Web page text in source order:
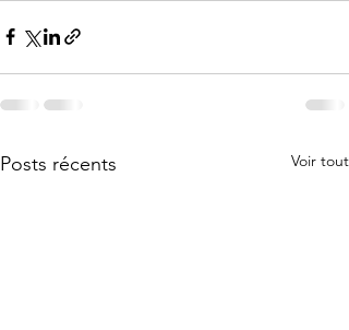
Posts récents Voir tout